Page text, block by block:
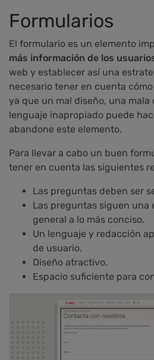
Formularios
El formulario es un elemento
más información de los
web y establecer así una
necesario tener en cuenta
ya que un mal diseño, una
lenguaje inapropiado puede
abandone este elemento.
Para llevar a cabo un buen
tener en cuenta las siguientes
Las preguntas deben ser
Las preguntas siguen una
general a lo más conciso.
Un lenguaje y redacción
de usuario.
Diseño atractivo.
Espacio suficiente para